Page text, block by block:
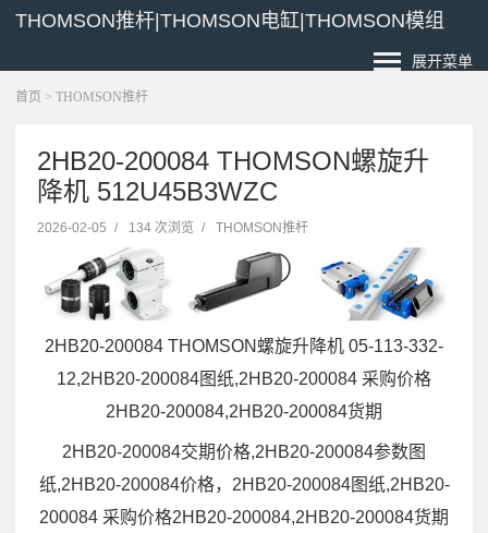
THOMSON推杆|THOMSON电缸|THOMSON模组
展开菜单
首页 > THOMSON推杆
2HB20-200084 THOMSON螺旋升
降机 512U45B3WZC
2026-02-05 / 134 次浏览 / THOMSON推杆
2HB20-200084 THOMSON螺旋升降机 05-113-332-
12,2HB20-200084图纸,2HB20-200084 采购价格
2HB20-200084,2HB20-200084货期
2HB20-200084交期价格,2HB20-200084参数图
纸,2HB20-200084价格，2HB20-200084图纸,2HB20-
200084 采购价格2HB20-200084,2HB20-200084货期